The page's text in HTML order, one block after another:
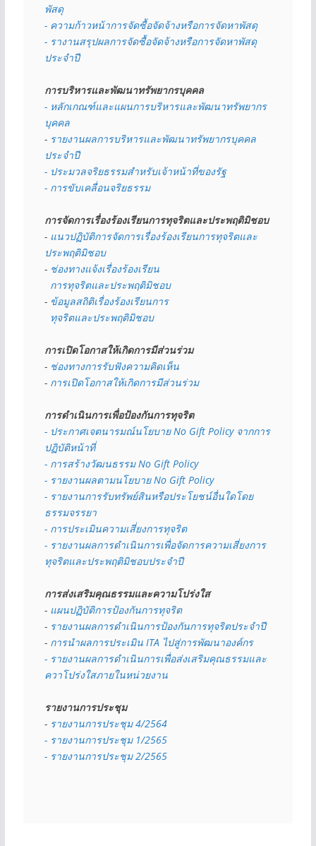
พัสดุ
- ความก้าวหน้าการจัดซื้อจัดจ้างหรือการจัดหาพัสดุ
- รางานสรุปผลการจัดซื้อจัดจ้างหรือการจัดหาพัสดุ
ประจำปี
การบริหารและพัฒนาทรัพยากรบุคคล
- หลักเกณฑ์และแผนการบริหารและพัฒนาทรัพยากร
บุคคล
- รายงานผลการบริหารและพัฒนาทรัพยากรบุคคล
ประจำปี
- ประมวลจริยธรรมสำหรับเจ้าหน้าที่ของรัฐ
- การขับเคลื่อนจริยธรรม
การจัดการเรื่องร้องเรียนการทุจริตและประพฤติมิชอบ
- แนวปฏิบัติการจัดการเรื่องร้องเรียนการทุจริตและ
ประพฤติมิชอบ
- ช่องทางแจ้งเรื่องร้องเรียน
  การทุจริตและประพฤติมิชอบ
- ข้อมูลสถิติเรื่องร้องเรียนการ
  ทุจริตและประพฤติมิชอบ
การเปิดโอกาสให้เกิดการมีส่วนร่วม
- ช่องทางการรับฟังความคิดเห็น
- การเปิดโอกาสให้เกิดการมีส่วนร่วม
การดำเนินการเพื่อป้องกันการทุจริต
- ประกาศเจตนารมณ์นโยบาย No Gift Policy จากการ
ปฏิบัติหน้าที่
- การสร้างวัฒนธรรม No Gift Policy
- รายงานผลตามนโยบาย No Gift Policy
- รายงานการรับทรัพย์สินหรือประโยชน์อื่นใดโดย
ธรรมจรรยา
- การประเมินความเสี่ยงการทุจริต
- รายงานผลการดำเนินการเพื่อจัดการความเสี่ยงการ
ทุจริตและประพฤติมิชอบประจำปี
การส่งเสริมคุณธรรมและความโปร่งใส
- แผนปฏิบัติการป้องกันการทุจริต
- รายงานผลการดำเนินการป้องกันการทุจริตประจำปี
- การนำผลการประเมิน ITA ไปสู่การพัฒนาองค์กร
- รายงานผลการดำเนินการเพื่อส่งเสริมคุณธรรมและ
ควาโปร่งใสภายในหน่วยงาน
รายงานการประชุม
- รายงานการประชุม 4/2564
- รายงานการประชุม 1/2565
- รายงานการประชุม 2/2565